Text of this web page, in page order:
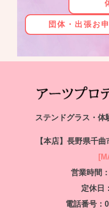
団体・出張お
ステンドグラス・体
【本店】 長野県千
営業時間
定休日
電話番号：